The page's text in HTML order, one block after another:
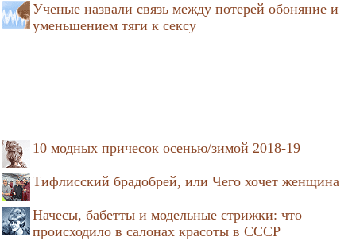
Ученые назвали связь между потерей обоняние и
уменьшением тяги к сексу
10 модных причесок осенью/зимой 2018-19
Тифлисский брадобрей, или Чего хочет женщина
Начесы, бабетты и модельные стрижки: что
происходило в салонах красоты в СССР